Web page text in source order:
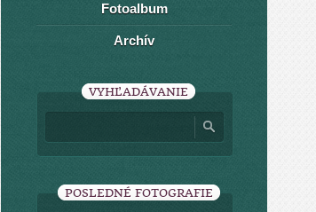
Fotoalbum
Archív
VYHĽADÁVANIE
POSLEDNÉ FOTOGRAFIE